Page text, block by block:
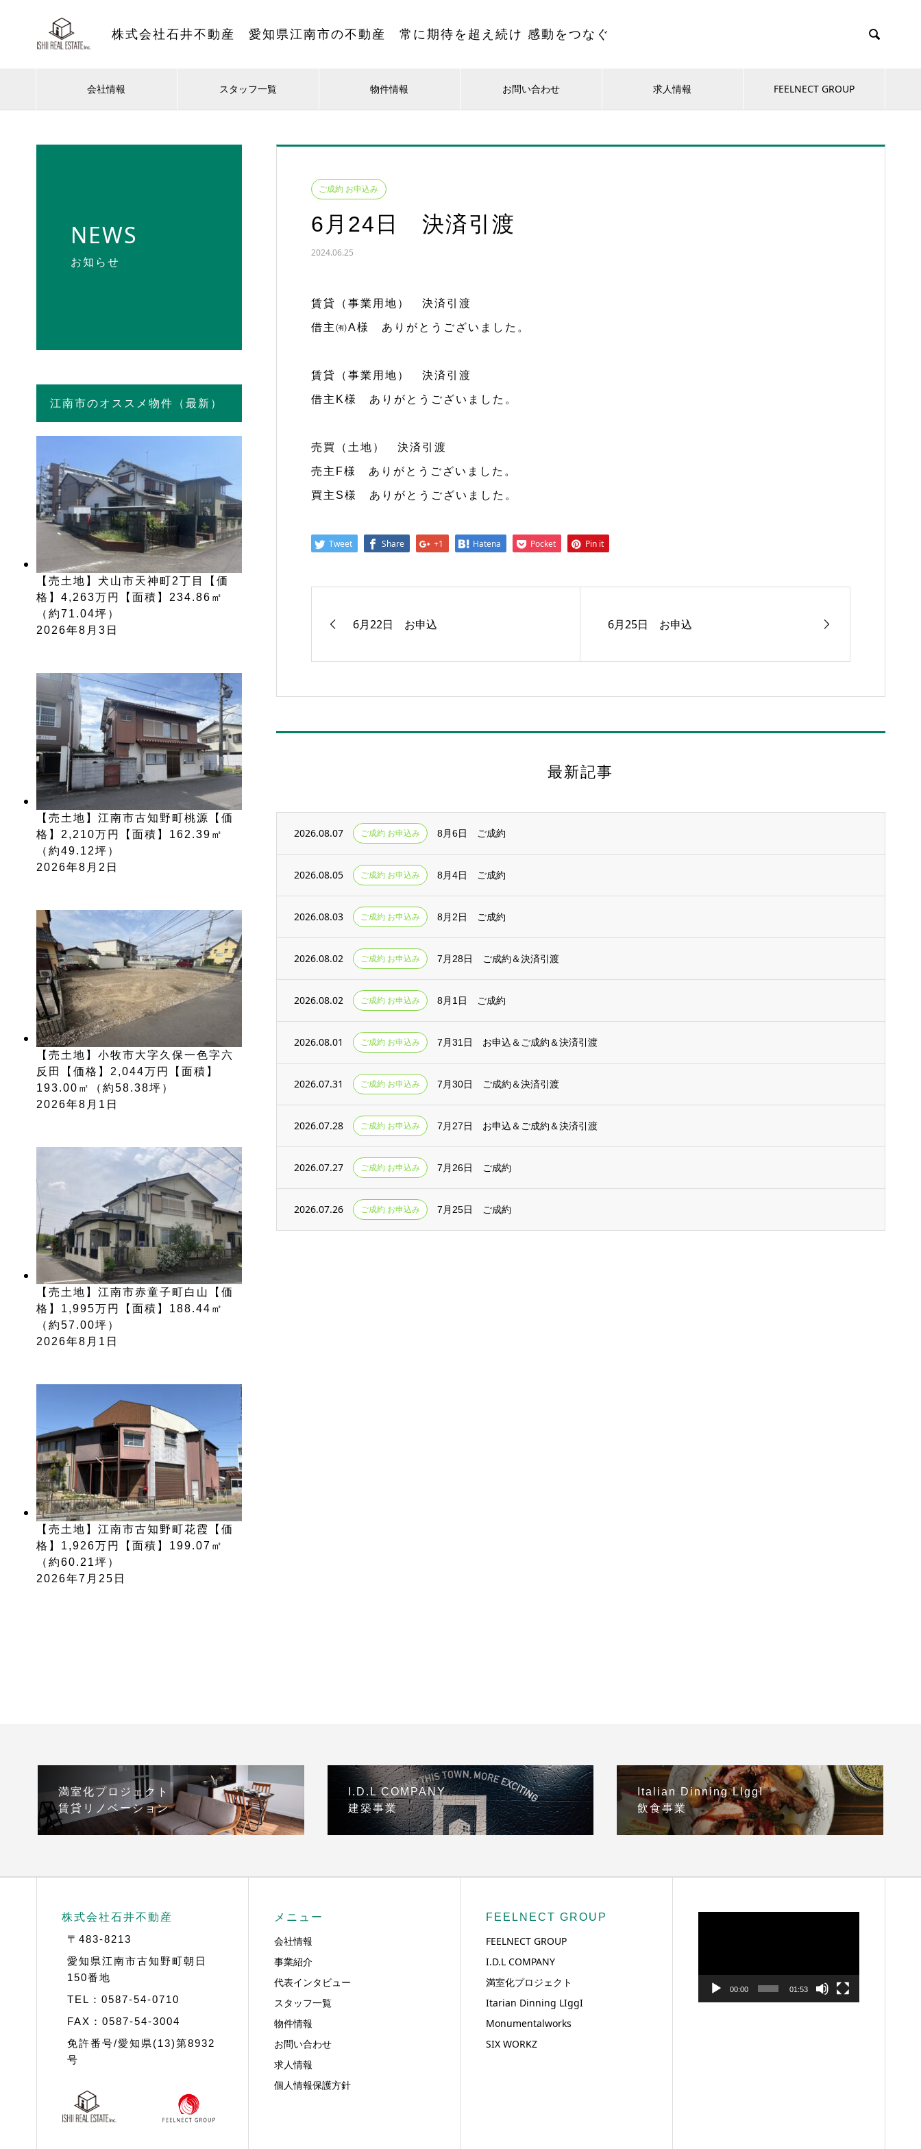
株式会社石井不動産 愛知県江南市の不動産 常に期待を超え続け 感動をつなぐ 
会社情報 スタッフ一覧 物件情報 お問い合わせ 求人情報 FEELNECT GROUP
NEWS
お知らせ
ご成約 お申込み
6月24日 決済引渡
2024.06.25
賃貸（事業用地） 決済引渡
借主㈲A様 ありがとうございました。
賃貸（事業用地） 決済引渡
借主K様 ありがとうございました。
売買（土地） 決済引渡
売主F様 ありがとうございました。
買主S様 ありがとうございました。
Tweet Share +1 Hatena Pocket Pin it
6月22日 お申込 6月25日 お申込
最新記事
2026.08.07 ご成約 お申込み 8月6日 ご成約
2026.08.05 ご成約 お申込み 8月4日 ご成約
2026.08.03 ご成約 お申込み 8月2日 ご成約
2026.08.02 ご成約 お申込み 7月28日 ご成約＆決済引渡
2026.08.02 ご成約 お申込み 8月1日 ご成約
2026.08.01 ご成約 お申込み 7月31日 お申込＆ご成約＆決済引渡
2026.07.31 ご成約 お申込み 7月30日 ご成約＆決済引渡
2026.07.28 ご成約 お申込み 7月27日 お申込＆ご成約＆決済引渡
2026.07.27 ご成約 お申込み 7月26日 ご成約
2026.07.26 ご成約 お申込み 7月25日 ご成約
江南市のオススメ物件（最新）
【売土地】犬山市天神町2丁目【価
格】4,263万円【面積】234.86㎡
（約71.04坪）
2026年8月3日
【売土地】江南市古知野町桃源【価
格】2,210万円【面積】162.39㎡
（約49.12坪）
2026年8月2日
【売土地】小牧市大字久保一色字六
反田【価格】2,044万円【面積】
193.00㎡（約58.38坪）
2026年8月1日
【売土地】江南市赤童子町白山【価
格】1,995万円【面積】188.44㎡
（約57.00坪）
2026年8月1日
【売土地】江南市古知野町花霞【価
格】1,926万円【面積】199.07㎡
（約60.21坪）
2026年7月25日
満室化プロジェクト
賃貸リノベーション
I.D.L COMPANY
建築事業
Italian Dinning LIggI
飲食事業
株式会社石井不動産
〒483-8213
愛知県江南市古知野町朝日
150番地
TEL：0587-54-0710
FAX：0587-54-3004
免許番号/愛知県(13)第8932
号
メニュー
会社情報
事業紹介
代表インタビュー
スタッフ一覧
物件情報
お問い合わせ
求人情報
個人情報保護方針
FEELNECT GROUP
FEELNECT GROUP
I.D.L COMPANY
満室化プロジェクト
Itarian Dinning LIggI
Monumentalworks
SIX WORKZ
動
ヤ
00:00 01:53